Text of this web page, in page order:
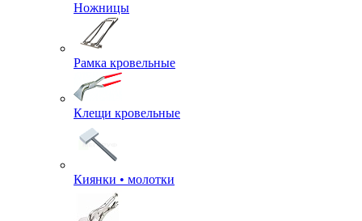
Ножницы
Рамка кровельные
Клещи кровельные
Киянки • молотки